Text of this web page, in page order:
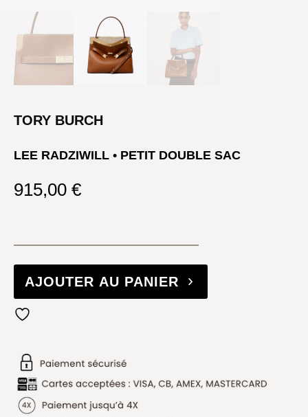
TORY BURCH
LEE RADZIWILL • PETIT DOUBLE SAC
915,00 €
AJOUTER AU PANIER